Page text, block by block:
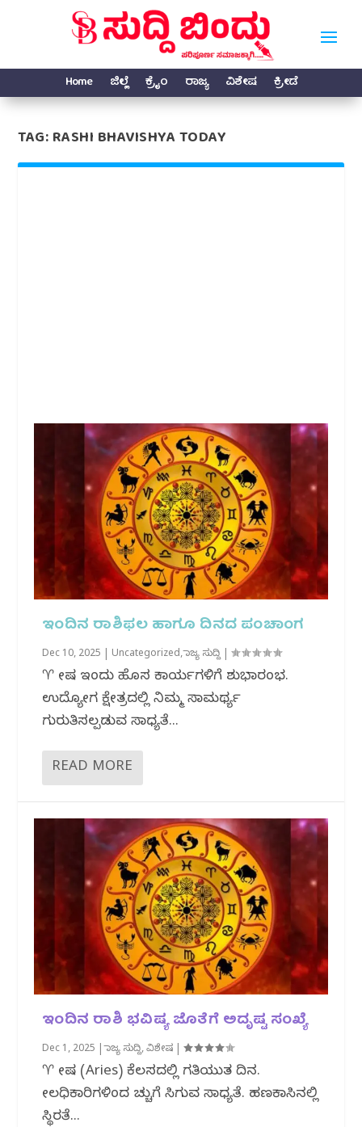
Home ಜಿಲ್ಲೆ ಕ್ರೈಂ ರಾಜ್ಯ ವಿಶೇಷ ಕ್ರೀಡೆ
TAG:RASHI BHAVISHYA TODAY
ಇಂದಿನ ರಾಶಿಫಲ ಹಾಗೂ ದಿನದ ಪಂಚಾಂಗ
Dec 10, 2025 Uncategorized,ರಾಜ್ಯ ಸುದ್ದಿ |
♈ ಮೇಷ ಇಂದು ಹೊಸ ಕಾರ್ಯಗಳಿಗೆ ಶುಭಾರಂಭ.
ಉದ್ಯೋಗ ಕ್ಷೇತ್ರದಲ್ಲಿ ನಿಮ್ಮ ಸಾಮರ್ಥ್ಯ
ಗುರುತಿಸಲ್ಪಡುವ ಸಾಧ್ಯತೆ...
READ MORE
ಇಂದಿನ ರಾಶಿ ಭವಿಷ್ಯ ಜೊತೆಗೆ ಅದೃಷ್ಟ ಸಂಖ್ಯೆ
Dec 1, 2025 |ರಾಜ್ಯ ಸುದ್ದಿ,ವಿಶೇಷ |
♈ ಮೇಷ (Aries) ಕೆಲಸದಲ್ಲಿ ಗತಿಯುತ ದಿನ.
ಮೇಲಧಿಕಾರಿಗಳಿಂದ ಮೆಚ್ಚುಗೆ ಸಿಗುವ ಸಾಧ್ಯತೆ. ಹಣಕಾಸಿನಲ್ಲಿ
ಸ್ಥಿರತೆ...